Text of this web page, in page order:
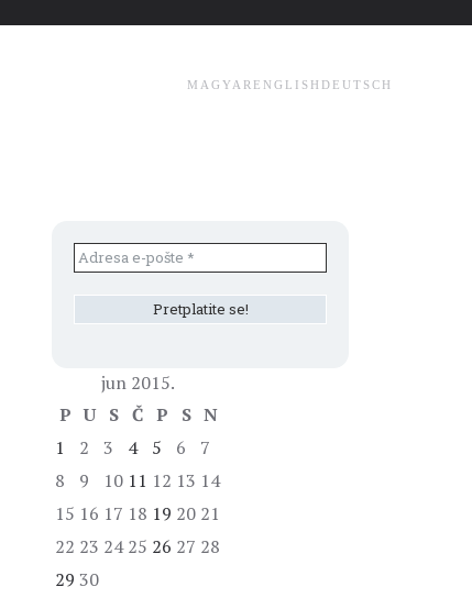
MAGYAR ENGLISH DEUTSCH
jun 2015.
P U S Č P S N
1
2 3 4 5 6
7
8
9 10 11 12 13 14
15 16 17 18 19 20 21
22 23 24 25 26 27 28
29 30